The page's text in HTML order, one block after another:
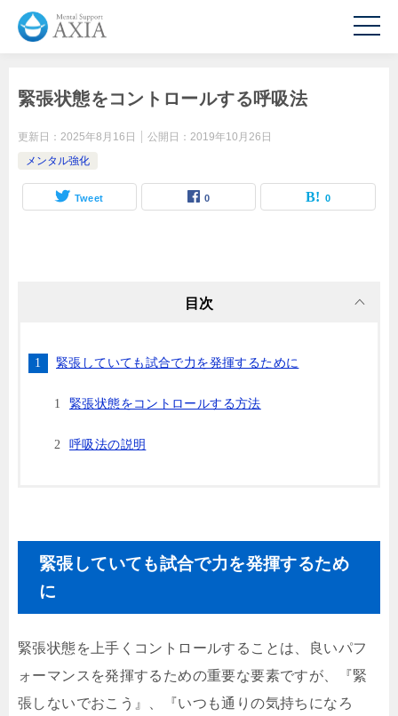
緊張状態をコントロールする呼吸法
更新日： 2025年8月16日 公開日： 2019年10月26日
メンタル強化
Tweet 0 0
目次
緊張していても試合で力を発揮するために
緊張状態をコントロールする方法
呼吸法の説明
緊張していても試合で力を発揮するため
に
緊張状態を上手くコントロールすることは、良いパフ
ォーマンスを発揮するための重要な要素ですが、『緊
張しないでおこう』、『いつも通りの気持ちになろ